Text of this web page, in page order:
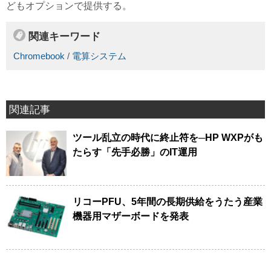
どもオプションで提供する。
関連キーワード
Chromebook / 電算システム
関連記事
ツール乱立の時代に終止符を─HP WXPがも
たらす「先手必勝」のIT運用
リコーPFU、5年間の長期供給をうたう産業
機器用マザーボードを発表